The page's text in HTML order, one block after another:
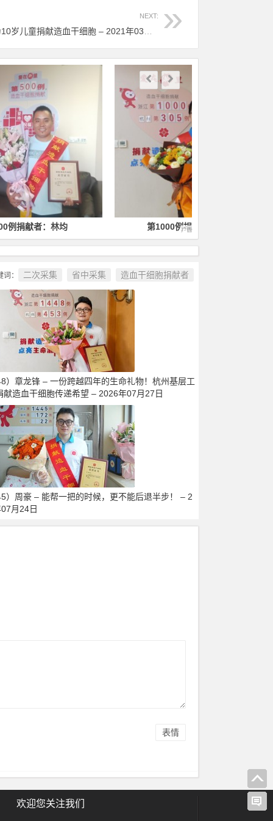
NEXT:
第1000例捐献者：徐毅
： 二次采集 省中采集 造血干细胞捐献者
）章龙锋 – 一份跨越四年的生命礼物！杭州基层工
献造血干细胞传递希望 – 2026年07月27日
）周豪 – 能帮一把的时候，更不能后退半步！ – 2
月24日
表情
欢迎您关注我们